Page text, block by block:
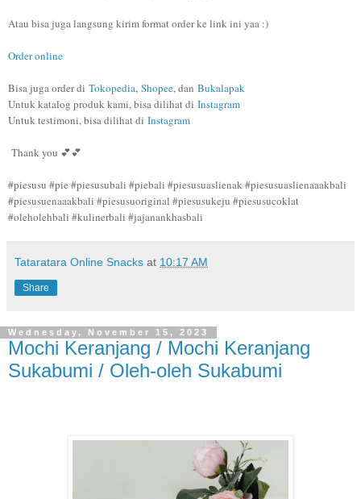
Atau bisa juga langsung kirim format order ke link ini yaa :)
Order online
Bisa juga order di Tokopedia, Shopee, dan Bukalapak
Untuk katalog produk kami, bisa dilihat di Instagram
Untuk testimoni, bisa dilihat di Instagram
Thank you 💕💕
#piesusu #pie #piesusubali #piebali #piesusuaslienak #piesusuaslienaaakbali
#piesusuenaaakbali #piesusuoriginal #piesusukeju #piesusucoklat
#oleholehbali #kulinerbali #jajanankhasbali
Tataratara Online Snacks at 10:17 AM
Share
Wednesday, November 15, 2023
Mochi Keranjang / Mochi Keranjang
Sukabumi / Oleh-oleh Sukabumi